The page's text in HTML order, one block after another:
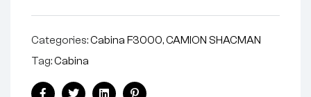
Categories:Cabina F3000,CAMION SHACMAN
Tag:Cabina